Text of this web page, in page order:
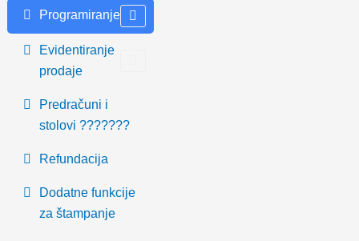
Programiranje
Evidentiranje
prodaje
Predračuni i
stolovi ???????
Refundacija
Dodatne funkcije
za štampanje